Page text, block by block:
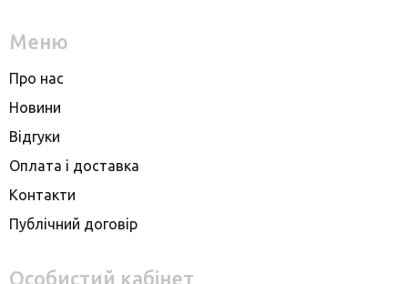
Меню
Про нас
Новини
Вiдгуки
Оплата i доставка
Контакти
Публiчний договiр
Особистий кабінет